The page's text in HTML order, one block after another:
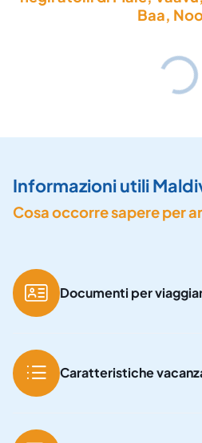
Baa,
Informazioni utili
Cosa occorre sapere per
Documenti per
Caratteristiche